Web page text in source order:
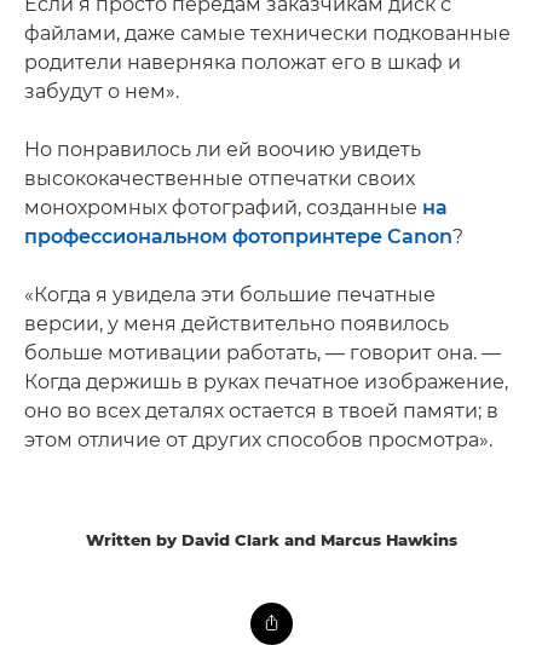
файлами, даже самые технически подкованные
родители наверняка положат его в шкаф и
забудут о нем».
Но понравилось ли ей воочию увидеть
высококачественные отпечатки своих
монохромных фотографий, созданные на
профессиональном фотопринтере Canon?
«Когда я увидела эти большие печатные
версии, у меня действительно появилось
больше мотивации работать, — говорит она. —
Когда держишь в руках печатное изображение,
оно во всех деталях остается в твоей памяти; в
этом отличие от других способов просмотра».
Written by David Clark and Marcus Hawkins